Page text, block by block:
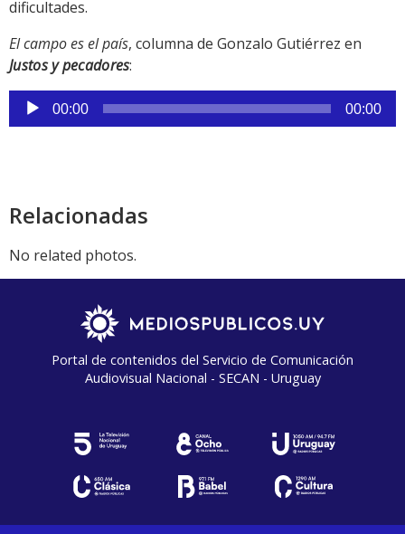
dificultades.
El campo es el país, columna de Gonzalo Gutiérrez en
Justos y pecadores:
Reproductor
de
00:00 00:00
Relacionadas
No related photos.
Portal de contenidos del Servicio de Comunicación
Audiovisual Nacional - SECAN - Uruguay